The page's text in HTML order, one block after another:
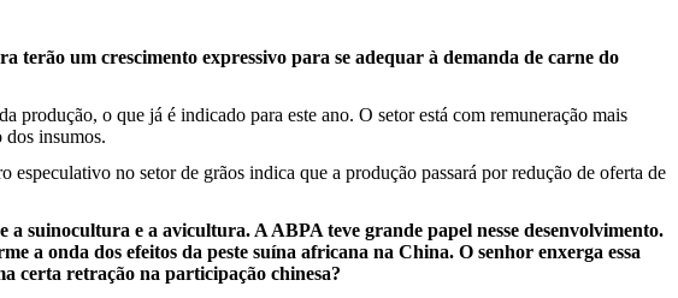
terão um crescimento expressivo para se adequar à demanda de carne do
produção, o que já é indicado para este ano. O setor está com remuneração mais
dos insumos.
no setor de grãos indica que a produção passará por redução de oferta de
suinocultura e a avicultura. A ABPA teve grande papel nesse desenvolvimento.
a onda dos efeitos da peste suína africana na China. O senhor enxerga essa
certa retração na participação chinesa?